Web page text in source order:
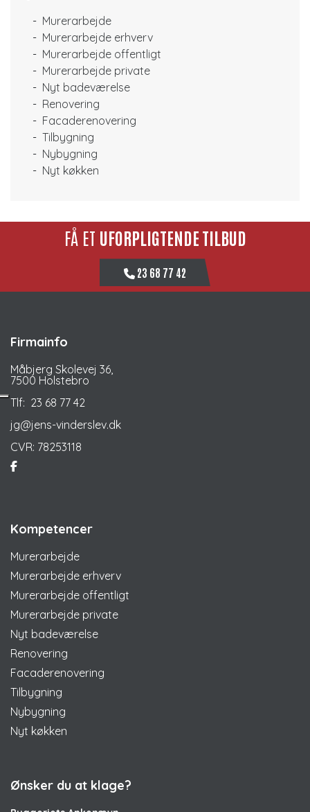
Murerarbejde
Murerarbejde erhverv
Murerarbejde offentligt
Murerarbejde private
Nyt badeværelse
Renovering
Facaderenovering
Tilbygning
Nybygning
Nyt køkken
FÅ ET UFORPLIGTENDE TILBUD
23 68 77 42
Firmainfo
Måbjerg Skolevej 36,
7500 Holstebro
Tlf: 23 68 77 42
jg@jens-vinderslev.dk
CVR: 78253118
Kompetencer
Murerarbejde
Murerarbejde erhverv
Murerarbejde offentligt
Murerarbejde private
Nyt badeværelse
Renovering
Facaderenovering
Tilbygning
Nybygning
Nyt køkken
Ønsker du at klage?